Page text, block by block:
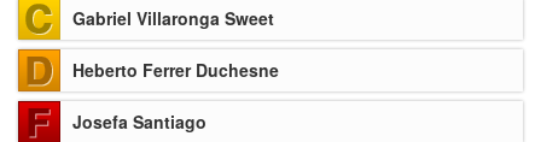
Gabriel Villaronga Sweet
Heberto Ferrer Duchesne
Josefa Santiago